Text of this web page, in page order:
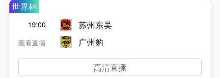
世界杯
19:00
观看直播
苏州东吴
广州豹
高清直播